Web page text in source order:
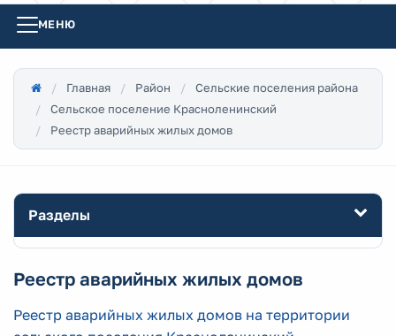
МЕНЮ
Главная Район
Сельские поселения района
Сельское поселение Красноленинский
Реестр аварийных жилых домов
Разделы
Реестр аварийных жилых домов
Реестр аварийных жилых домов на территории